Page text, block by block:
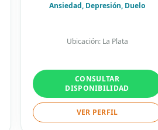
Ansiedad, Depresión, Duelo
Ubicación: La Plata
CONSULTAR
DISPONIBILIDAD
VER PERFIL